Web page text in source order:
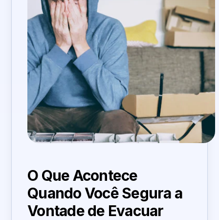
O Que Acontece
Quando Você Segura a
Vontade de Evacuar